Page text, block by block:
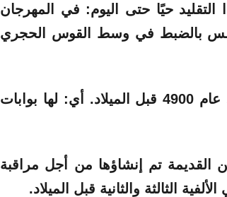
حيًا حتى اليوم: في المهرجان
بالضبط في وسط القوس الحجري
تم بناؤه من الخنادق والحواجز حوالي عام 4900 قبل الميلاد. أي: لها بوابات
القديمة تم إنشاؤها من أجل مراقبة
الثالثة والثانية قبل الميلاد.